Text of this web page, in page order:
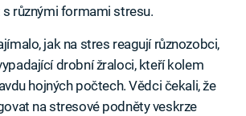
s různými formami stresu.
jak na stres reagují různozobci,
drobní žraloci, kteří kolem
hojných počtech. Vědci čekali, že
na stresové podněty veskrze